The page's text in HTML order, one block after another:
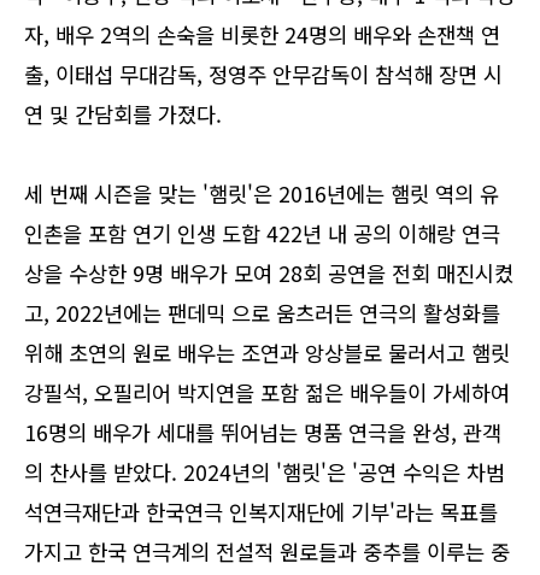
자, 배우 2역의 손숙을 비롯한 24명의 배우와 손잰책 연
출, 이태섭 무대감독, 정영주 안무감독이 참석해 장면 시
연 및 간담회를 가졌다.
세 번째 시즌을 맞는 '햄릿'은 2016년에는 햄릿 역의 유
인촌을 포함 연기 인생 도합 422년 내 공의 이해랑 연극
상을 수상한 9명 배우가 모여 28회 공연을 전회 매진시켰
고, 2022년에는 팬데믹 으로 움츠러든 연극의 활성화를
위해 초연의 원로 배우는 조연과 앙상블로 물러서고 햄릿
강필석, 오필리어 박지연을 포함 젊은 배우들이 가세하여
16명의 배우가 세대를 뛰어넘는 명품 연극을 완성, 관객
의 찬사를 받았다. 2024년의 '햄릿'은 '공연 수익은 차범
석연극재단과 한국연극 인복지재단에 기부'라는 목표를
가지고 한국 연극계의 전설적 원로들과 중추를 이루는 중